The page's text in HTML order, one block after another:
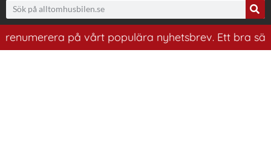
på vårt populära nyhetsbrev. Ett bra sätt att